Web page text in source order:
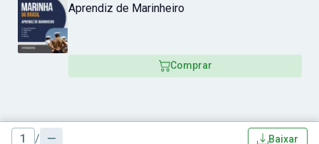
1 / — Baixar
Aprendiz de Marinheiro
Comprar